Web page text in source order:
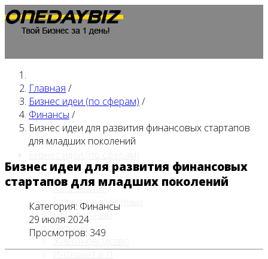
Главная
Автобизнес
Бизнес на животных
Гостиничный
Детские
Животноводство
Главная /
Бизнес идеи (по сферам) /
Финансы /
Бизнес идеи для развития финансовых стартапов
для младших поколений
Бизнес идеи для развития финансовых
стартапов для младших поколений
Категория: Финансы
29 июля 2024
Просмотров: 349